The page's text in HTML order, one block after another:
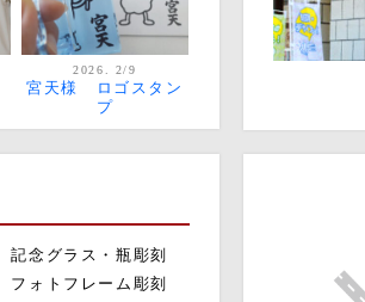
2026. 2/9
宮天様 ロゴスタン
プ
記念グラス・瓶彫刻
フォトフレーム彫刻